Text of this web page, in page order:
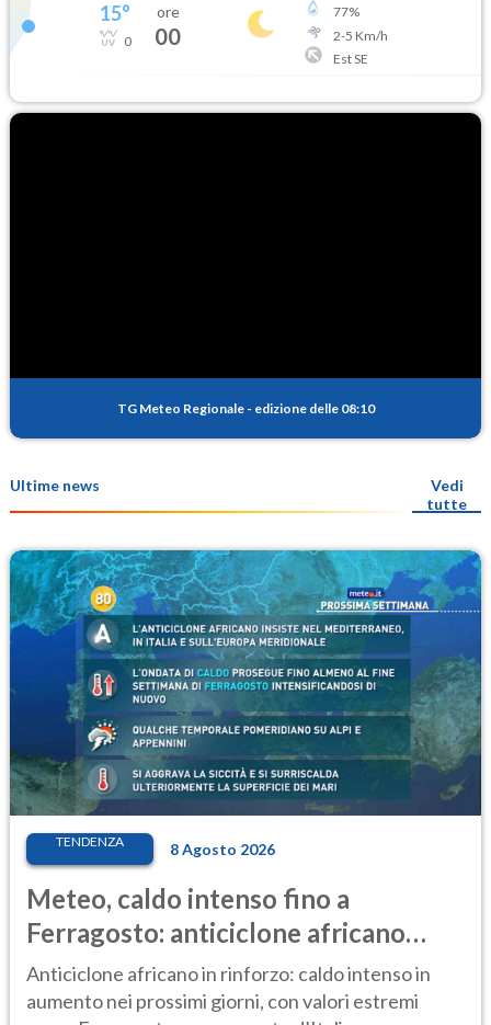
15°
0
ore
00
77%
2-5 Km/h
Est SE
TG Meteo Regionale - edizione delle 08:10
Ultime news
Vedi
tutte
TENDENZA 8 Agosto 2026
Meteo, caldo intenso fino a
Ferragosto: anticiclone africano
ancora protagonista
Anticiclone africano in rinforzo: caldo intenso in
aumento nei prossimi giorni, con valori estremi